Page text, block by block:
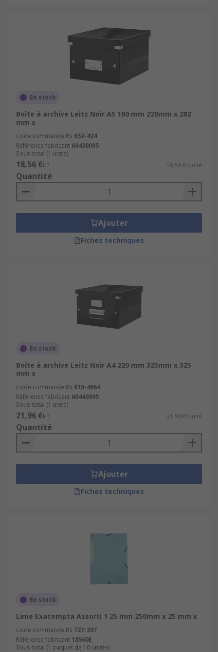
En stock
Boîte à archive Leitz Noir A5 160 mm 220mm x 282
mm x
Code commande RS 652-424
Référence fabricant 60430095
Sous-total (1 unité)
18,56 €HT 18,56 €/unité
Quantité
Ajouter
Fiches techniques
En stock
Boîte à archive Leitz Noir A4 220 mm 325mm x 325
mm x
Code commande RS 615-4664
Référence fabricant 60440095
Sous-total (1 unité)
21,96 €HT 21,96 €/unité
Quantité
Ajouter
Fiches techniques
En stock
Lime Exacompta Assorti 1 25 mm 250mm x 25 mm x
Code commande RS 727-397
Référence fabricant 18560E
Sous-total (1 paquet de 10 unités)